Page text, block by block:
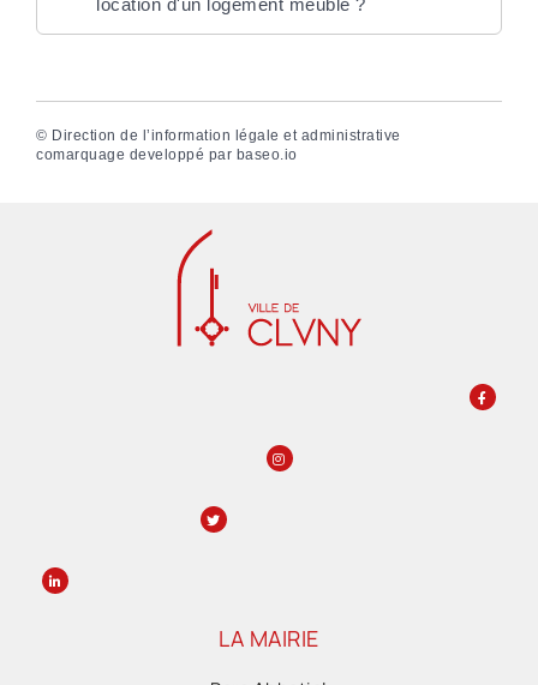
© Direction de l’information légale et administrative
comarquage developpé par baseo.io
LA MAIRIE